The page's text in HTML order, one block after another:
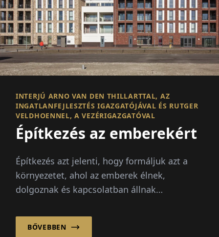
INTERJÚ ARNO VAN DEN THILLARTTAL, AZ
INGATLANFEJLESZTÉS IGAZGATÓJÁVAL ÉS RUTGER
VELDHOENNEL, A VEZÉRIGAZGATÓVAL
Építkezés az emberekért
Építkezés azt jelenti, hogy formáljuk azt a
környezetet, ahol az emberek élnek,
dolgoznak és kapcsolatban állnak
építkezés többről szól, mint...
BŐVEBBEN